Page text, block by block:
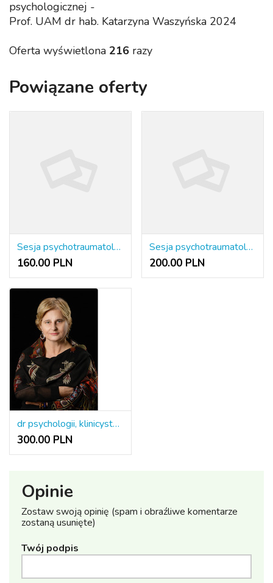
psychologicznej -
Prof. UAM dr hab. Katarzyna Waszyńska 2024
Oferta wyświetlona 216 razy
Powiązane oferty
Sesja psychotraumatologiczna online
160.00 PLN
Sesja psychotraumatologiczna
200.00 PLN
dr psychologii, klinicystka, psychoterapeuta EAP, specjalistka w zakresie przeciwdziałania przemocy
300.00 PLN
Opinie
Zostaw swoją opinię (spam i obraźliwe komentarze
zostaną usunięte)
Twój podpis